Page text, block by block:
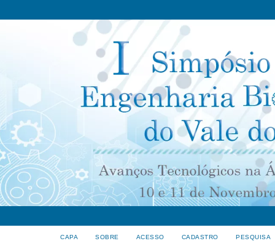
CAPA SOBRE ACESSO CADASTRO
PESQUISA